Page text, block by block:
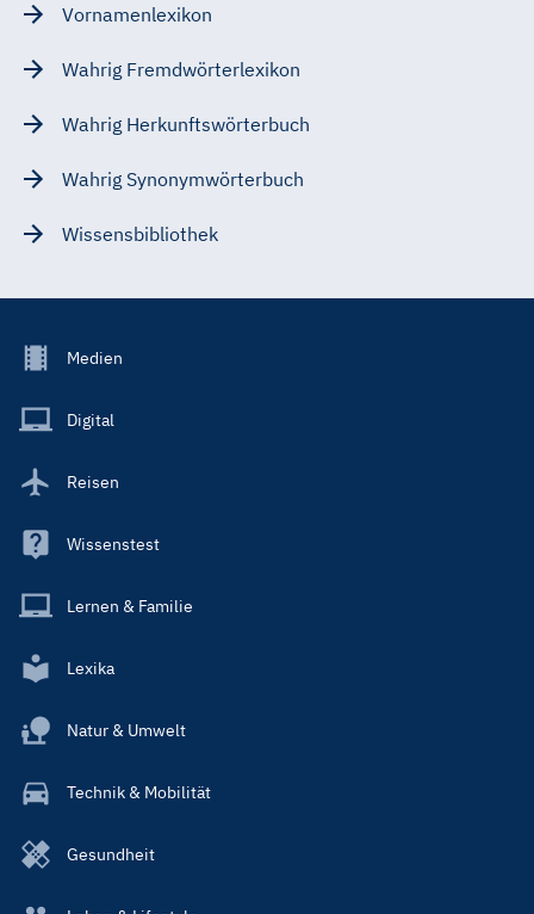
Vornamenlexikon
Wahrig Fremdwörterlexikon
Wahrig Herkunftswörterbuch
Wahrig Synonymwörterbuch
Wissensbibliothek
Footer
Main
Medien
Digital
Reisen
Wissenstest
Lernen & Familie
Lexika
Natur & Umwelt
Technik & Mobilität
Gesundheit